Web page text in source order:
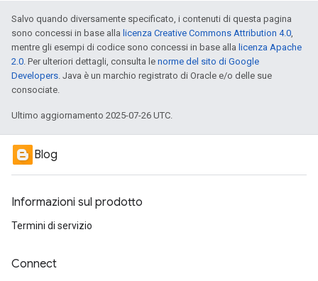
Salvo quando diversamente specificato, i contenuti di questa pagina
sono concessi in base alla licenza Creative Commons Attribution 4.0,
mentre gli esempi di codice sono concessi in base alla licenza Apache
2.0. Per ulteriori dettagli, consulta le norme del sito di Google
Developers. Java è un marchio registrato di Oracle e/o delle sue
consociate.
Ultimo aggiornamento 2025-07-26 UTC.
Blog
Informazioni sul prodotto
Termini di servizio
Connect